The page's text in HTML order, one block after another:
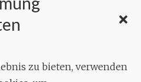
zu bieten, verwenden
Str. 18